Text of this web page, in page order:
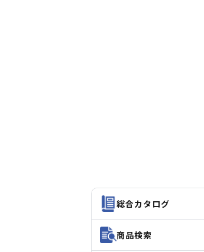
総合カタログ
商品検索